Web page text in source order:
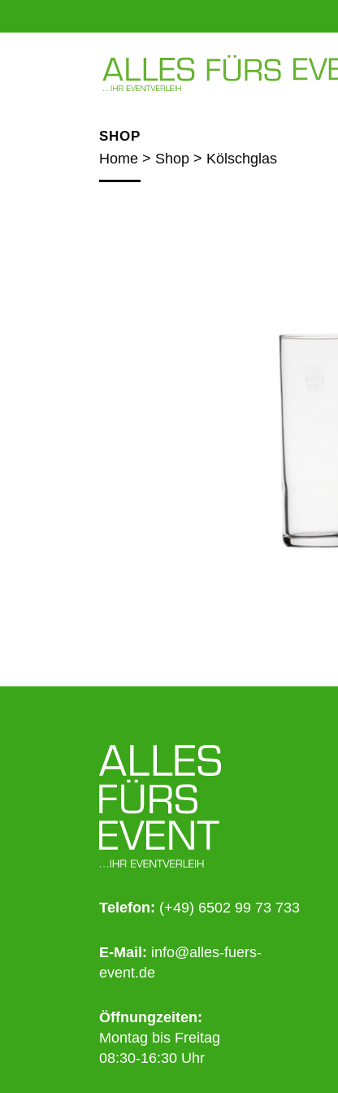
SHOP
Home > Shop > Kölschglas
Telefon: (+49) 6502 99 73 733
E-Mail: info@alles-fuers-
event.de
Öffnungzeiten:
Montag bis Freitag
08:30-16:30 Uhr